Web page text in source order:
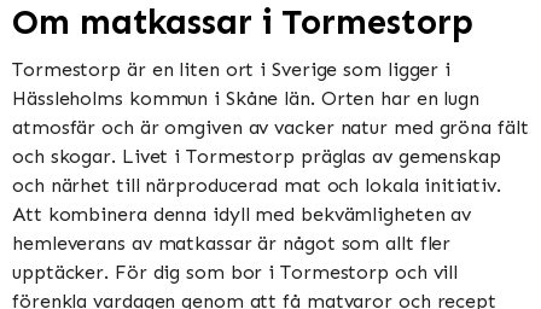
Om matkassar i Tormestorp
Tormestorp är en liten ort i Sverige som ligger i
Hässleholms kommun i Skåne län. Orten har en lugn
atmosfär och är omgiven av vacker natur med gröna fält
och skogar. Livet i Tormestorp präglas av gemenskap
och närhet till närproducerad mat och lokala initiativ.
Att kombinera denna idyll med bekvämligheten av
hemleverans av matkassar är något som allt fler
upptäcker. För dig som bor i Tormestorp och vill
förenkla vardagen genom att få matvaror och recept